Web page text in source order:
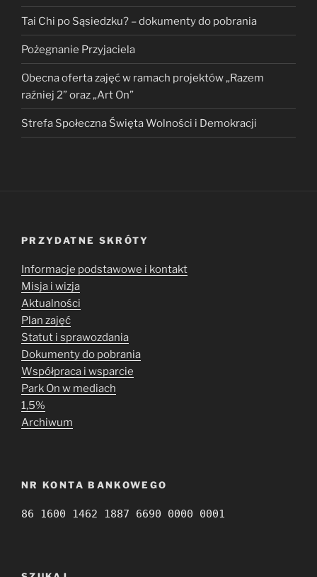
Tai Chi po Sąsiedzku? – dokumenty do pobrania
Pożegnanie Przyjaciela
Obecna oferta zajęć w ramach projektów „Razem
raźniej 2” oraz „Art On”
Strefa Społeczna Święta Wolności i Demokracji
PRZYDATNE SKRÓTY
Informacje podstawowe i kontakt
Misja i wizja
Aktualności
Plan zajęć
Statut i sprawozdania
Dokumenty do pobrania
Współpraca i wsparcie
Park On w mediach
1,5%
Archiwum
NR KONTA BANKOWEGO
86 1600 1462 1887 6690 0000 0001